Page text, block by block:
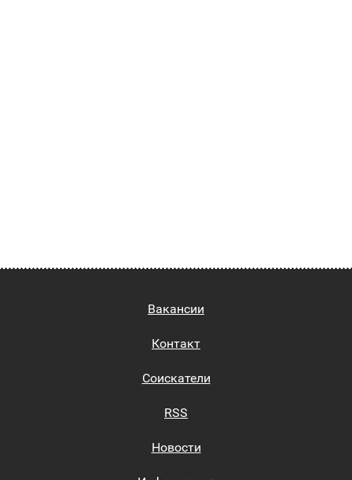
Вакансии
Контакт
Соискатели
RSS
Новости